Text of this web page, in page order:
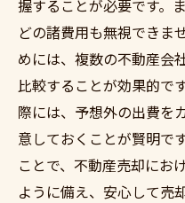
握することが必要です。
どの諸費用も無視できま
めには、複数の不動産会
比較することが効果的で
際には、予想外の出費を
意しておくことが賢明で
ことで、不動産売却にお
ように備え、安心して売